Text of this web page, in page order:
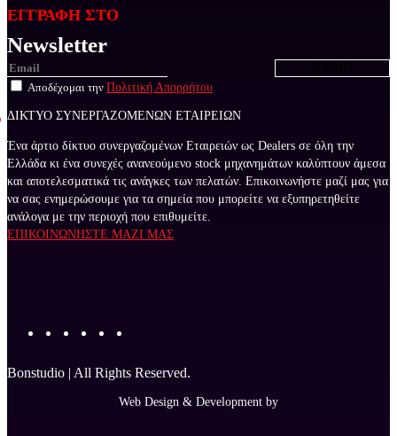
ΕΓΓΡΑΦΗ ΣΤΟ
Newsletter
Αποδέχομαι την Πολιτική Απορρήτου
ΔΙΚΤΥΟ ΣΥΝΕΡΓΑΖΟΜΕΝΩΝ ΕΤΑΙΡΕΙΩΝ
Ένα άρτιο δίκτυο συνεργαζομένων Εταιρειών ως Dealers σε όλη την
Ελλάδα κι ένα συνεχές ανανεούμενο stock μηχανημάτων καλύπτουν άμεσα
και αποτελεσματικά τις ανάγκες των πελατών. Επικοινωνήστε μαζί μας για
να σας ενημερώσουμε για τα σημεία που μπορείτε να εξυπηρετηθείτε
ανάλογα με την περιοχή που επιθυμείτε.
ΕΠΙΚΟΙΝΩΝΗΣΤΕ ΜΑΖΙ ΜΑΣ
Bonstudio | All Rights Reserved.
Web Design & Development by